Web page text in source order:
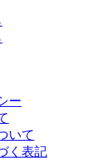
ー
いて
く表記